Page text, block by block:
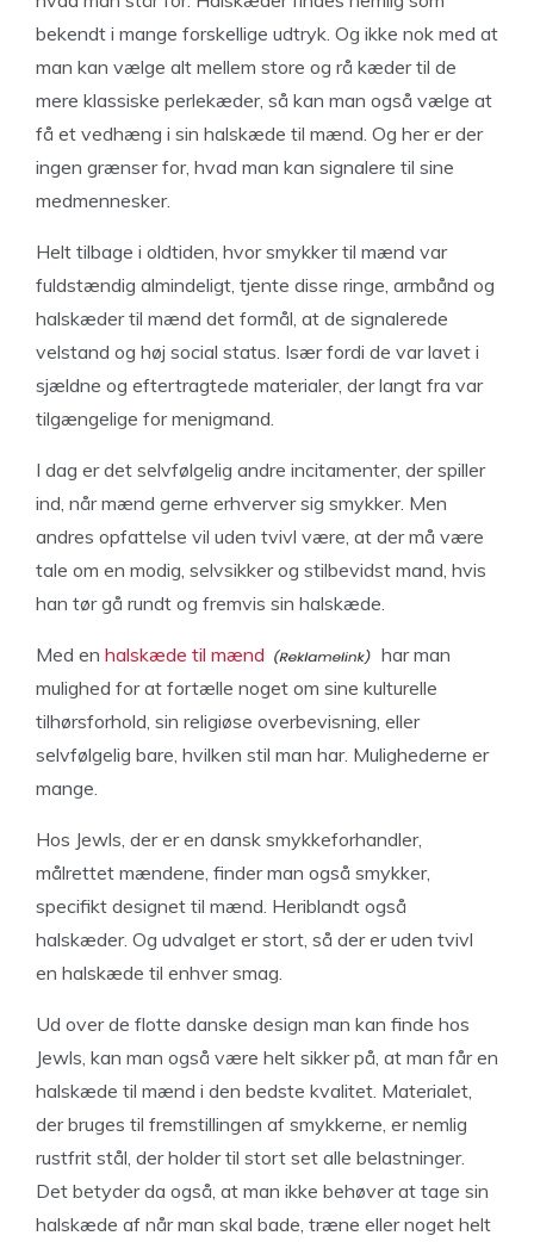
bekendt i mange forskellige udtryk. Og ikke nok med at
man kan vælge alt mellem store og rå kæder til de
mere klassiske perlekæder, så kan man også vælge at
få et vedhæng i sin halskæde til mænd. Og her er der
ingen grænser for, hvad man kan signalere til sine
medmennesker.
Helt tilbage i oldtiden, hvor smykker til mænd var
fuldstændig almindeligt, tjente disse ringe, armbånd og
halskæder til mænd det formål, at de signalerede
velstand og høj social status. Især fordi de var lavet i
sjældne og eftertragtede materialer, der langt fra var
tilgængelige for menigmand.
I dag er det selvfølgelig andre incitamenter, der spiller
ind, når mænd gerne erhverver sig smykker. Men
andres opfattelse vil uden tvivl være, at der må være
tale om en modig, selvsikker og stilbevidst mand, hvis
han tør gå rundt og fremvis sin halskæde.
Med en halskæde til mænd
har man
mulighed for at fortælle noget om sine kulturelle
tilhørsforhold, sin religiøse overbevisning, eller
selvfølgelig bare, hvilken stil man har. Mulighederne er
mange.
Hos Jewls, der er en dansk smykkeforhandler,
målrettet mændene, finder man også smykker,
specifikt designet til mænd. Heriblandt også
halskæder. Og udvalget er stort, så der er uden tvivl
en halskæde til enhver smag.
Ud over de flotte danske design man kan finde hos
Jewls, kan man også være helt sikker på, at man får en
halskæde til mænd i den bedste kvalitet. Materialet,
der bruges til fremstillingen af smykkerne, er nemlig
rustfrit stål, der holder til stort set alle belastninger.
Det betyder da også, at man ikke behøver at tage sin
halskæde af når man skal bade, træne eller noget helt